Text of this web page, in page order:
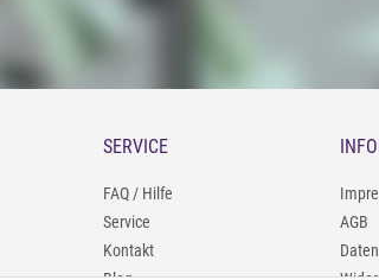
SERVICE
FAQ / Hilfe
Service
Kontakt
AGB